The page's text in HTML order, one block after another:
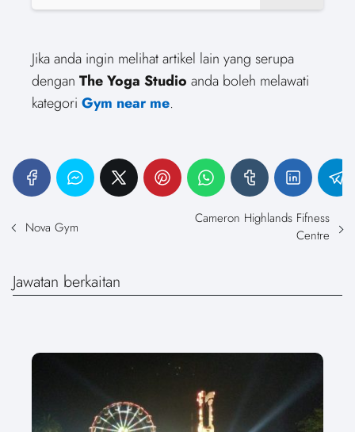
Jika anda ingin melihat artikel lain yang serupa
dengan The Yoga Studio anda boleh melawati
kategori Gym near me.
Nova Gym
Cameron Highlands Fifness
Centre
Jawatan berkaitan